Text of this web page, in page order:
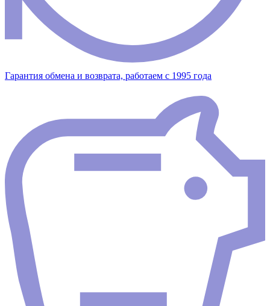
Гарантия обмена и возврата, работаем с 1995 года